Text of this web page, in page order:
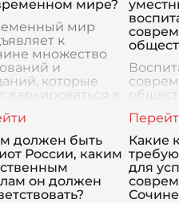
мире?
мир
к
множество
и
которые
варьироваться в
и личных
Однако
выделить
дети
должен быть
России, каким
он должен
Какие
для